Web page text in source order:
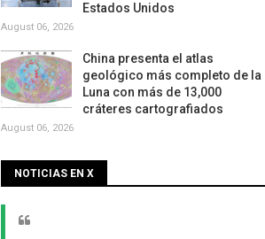
Estados Unidos
August 06, 2026
China presenta el atlas
geológico más completo de la
Luna con más de 13,000
cráteres cartografiados
August 06, 2026
NOTICIAS EN X